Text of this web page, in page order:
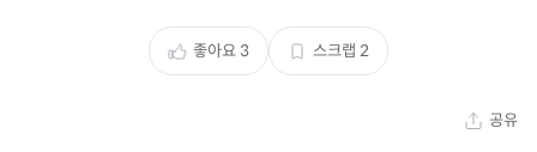
좋아요 3 스크랩 2
공유